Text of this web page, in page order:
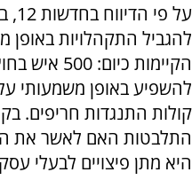
על
להגביל התקהלויות
להשפיע באופן משמעותי
קולות התנגדות חריפים.
התלבטות האם לאשר את
היא מתן פיצויים לבעלי